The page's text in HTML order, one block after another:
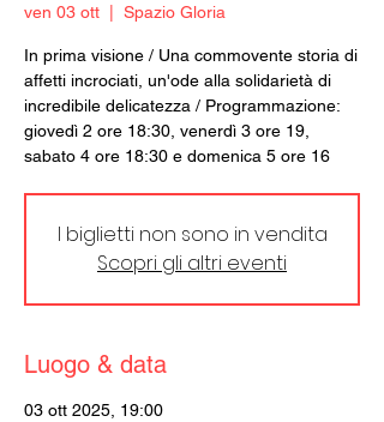
ven 03 ott Spazio Gloria
In prima visione / Una commovente storia di
affetti incrociati, un'ode alla solidarietà di
incredibile delicatezza / Programmazione:
giovedì 2 ore 18:30, venerdì 3 ore 19,
sabato 4 ore 18:30 e domenica 5 ore 16
I biglietti non sono in vendita
Scopri gli altri eventi
Luogo & data
03 ott 2025, 19:00